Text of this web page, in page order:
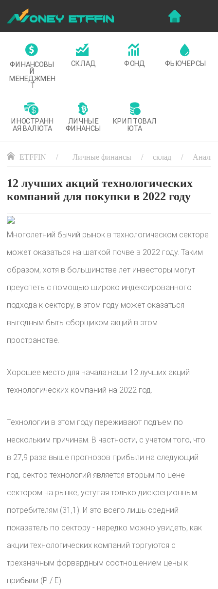
ФИНАНСОВЫ
Й
МЕНЕДЖМЕН
Т
СКЛАД ФОНД ФЬЮЧЕРСЫ
ИНОСТРАНН
АЯ ВАЛЮТА
ЛИЧНЫЕ
ФИНАНСЫ
КРИПТОВАЛ
ЮТА
ETFFIN Личные финансы склад Анализ
12 лучших акций технологических
компаний для покупки в 2022 году
Многолетний бычий рынок в технологическом секторе
может оказаться на шаткой почве в 2022 году. Таким
образом, хотя в большинстве лет инвесторы могут
преуспеть с помощью широко индексированного
подхода к сектору, в этом году может оказаться
выгодным быть сборщиком акций в этом
пространстве.
Хорошее место для начала:наши 12 лучших акций
технологических компаний на 2022 год.
Технологии в этом году переживают подъем по
нескольким причинам. В частности, с учетом того, что
в 27,9 раза выше прогнозов прибыли на следующий
год, сектор технологий является вторым по цене
сектором на рынке, уступая только дискреционным
потребителям (31,1). И это всего лишь средний
показатель по сектору - нередко можно увидеть, как
акции технологических компаний торгуются с
трехзначным форвардным соотношением цены к
прибыли (P / E).